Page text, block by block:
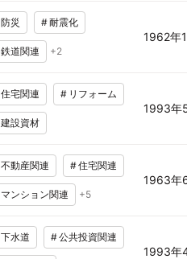
防災 #耐震化
鉄道関連 +2
1962年
住宅関連 # リフォーム
建設資材
1993年
不動産関連 #住宅関連
マンション関連 +5
1963年
下水道 #公共投資関連
1993年